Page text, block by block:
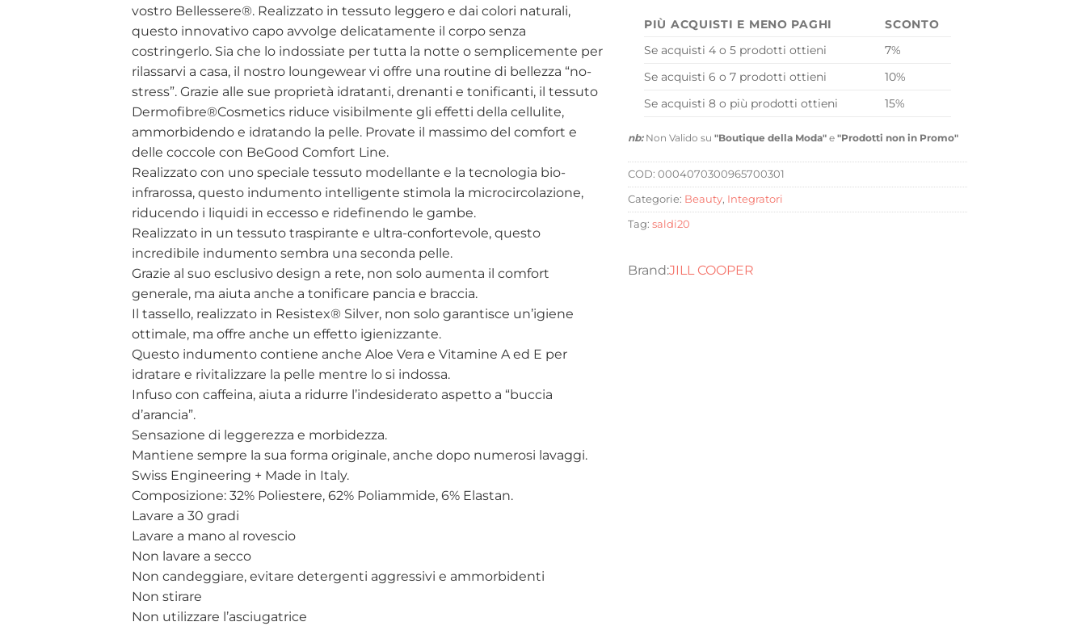
vostro Bellessere®. Realizzato in tessuto leggero e dai colori naturali,
questo innovativo capo avvolge delicatamente il corpo senza
costringerlo. Sia che lo indossiate per tutta la notte o semplicemente per
rilassarvi a casa, il nostro loungewear vi offre una routine di bellezza “no-
stress”. Grazie alle sue proprietà idratanti, drenanti e tonificanti, il tessuto
Dermofibre®Cosmetics riduce visibilmente gli effetti della cellulite,
ammorbidendo e idratando la pelle. Provate il massimo del comfort e
delle coccole con BeGood Comfort Line.
Realizzato con uno speciale tessuto modellante e la tecnologia bio-
infrarossa, questo indumento intelligente stimola la microcircolazione,
riducendo i liquidi in eccesso e ridefinendo le gambe.
Realizzato in un tessuto traspirante e ultra-confortevole, questo
incredibile indumento sembra una seconda pelle.
Grazie al suo esclusivo design a rete, non solo aumenta il comfort
generale, ma aiuta anche a tonificare pancia e braccia.
Il tassello, realizzato in Resistex® Silver, non solo garantisce un’igiene
ottimale, ma offre anche un effetto igienizzante.
Questo indumento contiene anche Aloe Vera e Vitamine A ed E per
idratare e rivitalizzare la pelle mentre lo si indossa.
Infuso con caffeina, aiuta a ridurre l’indesiderato aspetto a “buccia
d’arancia”.
Sensazione di leggerezza e morbidezza.
Mantiene sempre la sua forma originale, anche dopo numerosi lavaggi.
Swiss Engineering + Made in Italy.
Composizione: 32% Poliestere, 62% Poliammide, 6% Elastan.
Lavare a 30 gradi
Lavare a mano al rovescio
Non lavare a secco
Non candeggiare, evitare detergenti aggressivi e ammorbidenti
Non stirare
Non utilizzare l’asciugatrice
PIÙ ACQUISTI E MENO PAGHI
SCONTO
Se acquisti 4 o 5 prodotti ottieni
7%
Se acquisti 6 o 7 prodotti ottieni
10%
Se acquisti 8 o più prodotti ottieni
15%
nb:Non Valido su "Boutique della Moda" e "Prodotti non in Promo"
COD: 0004070300965700301
Categorie: Beauty, Integratori
Tag: saldi20
JILL COOPER